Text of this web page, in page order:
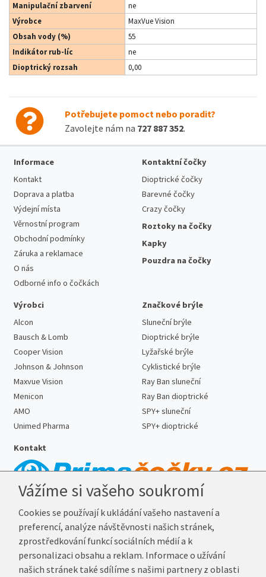
Manipulační zbarvení
ne
Výrobce
MaxVue Vision
Obsah vody (%)
55
Indikátor rub-líc
ne
Dioptrický rozsah
0,00
Potřebujete pomoct nebo poradit?
Zavolejte nám na 727 887 352.
Informace
Kontakt
Doprava a platba
Výdejní místa
Věrnostní program
Obchodní podmínky
Záruka a reklamace
O nás
Odborné info o čočkách
Kontaktní čočky
Dioptrické čočky
Barevné čočky
Crazy čočky
Roztoky na čočky
Kapky
Pouzdra na čočky
Výrobci
Alcon
Bausch & Lomb
Cooper Vision
Johnson & Johnson
Maxvue Vision
Menicon
AMO
Unimed Pharma
Značkové brýle
Sluneční brýle
Dioptrické brýle
Lyžařské brýle
Cyklistické brýle
Ray Ban sluneční
Ray Ban dioptrické
SPY+ sluneční
SPY+ dioptrické
Kontakt
E-mail:info@prima-cocky.cz
Reklamační adresa
Andrea Votavová
Revoluční 1017
Vážíme si vašeho soukromí
Cookies se používají k ukládání vašeho nastavení a
preferencí, analýze návštěvnosti našich stránek,
zprostředkování funkcí sociálních médií a k
personalizaci obsahu a reklam. Informace o užívání
našich stránek také sdílíme s našimi partnery z oblasti